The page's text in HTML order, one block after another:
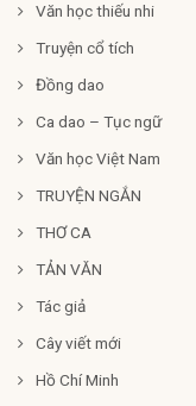
Văn học thiếu nhi
Truyện cổ tích
Đồng dao
Ca dao – Tục ngữ
Văn học Việt Nam
TRUYỆN NGẮN
THƠ CA
TẢN VĂN
Tác giả
Cây viết mới
Hồ Chí Minh